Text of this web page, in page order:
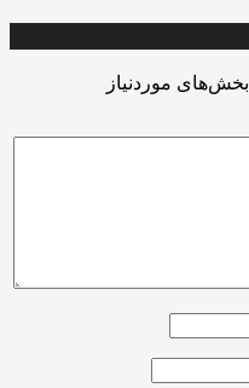
بخش‌های موردنیاز